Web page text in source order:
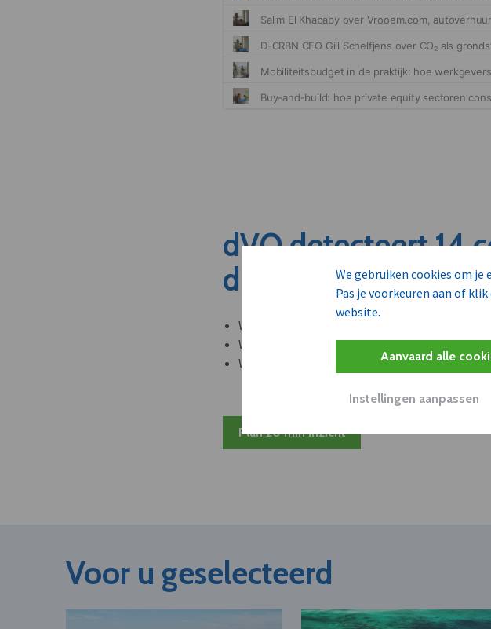
We gebruiken cookies om je
Pas je voorkeuren aan of
website.
Aanvaard alle
Instellingen aanpassen
dVO detecteert 14
dit nieuws
Welke leveranciers kunnen aan dit bedrijf
Welke bedrijven kunnen klant worden van deze
Welke partners en adviseurs worden mogelijk
Plan 20 min inzicht
Voor u geselecteerd